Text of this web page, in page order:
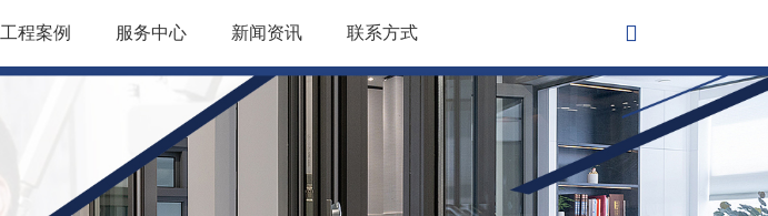
工程案例 服务中心 新闻资讯 联系方式